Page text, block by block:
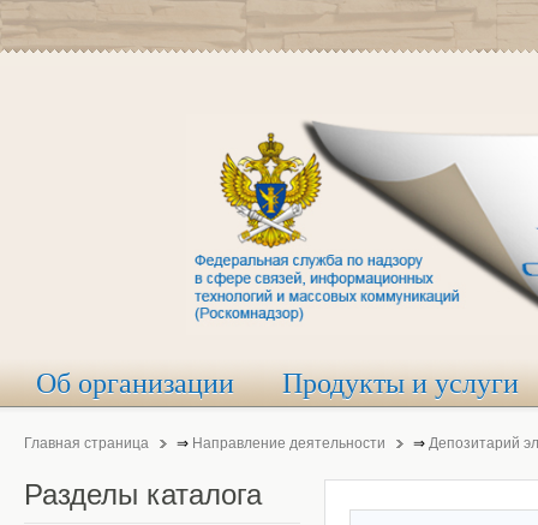
Об организации Продукты и услуги
Главная страница ⇒ Направление деятельности ⇒ Депозитарий
Разделы каталога